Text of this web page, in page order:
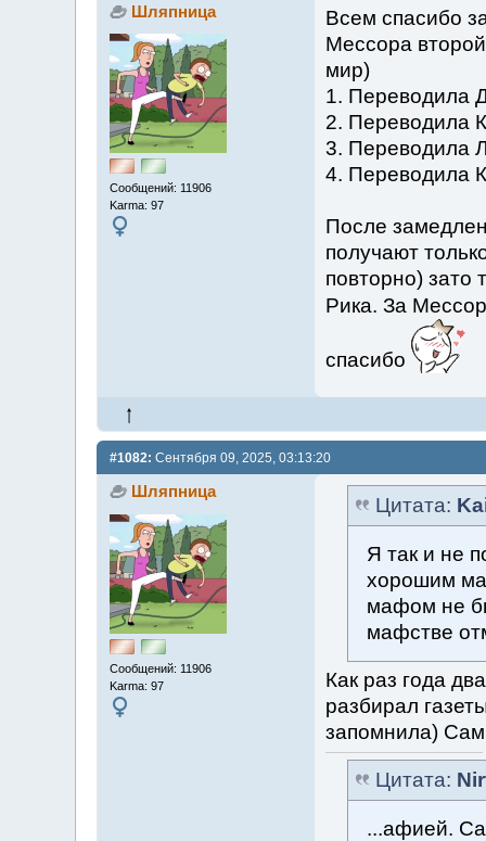
Шляпница
Сообщений: 11906
Karma: 97
Всем спасибо
Мессора
мир)
1. Переводила
2. Переводила
3. Переводила
4. Переводила
После
получают
повторно) зато
Рика. За
спасибо
#1082: Сентября 09, 2025, 03:13:20
Шляпница
Сообщений: 11906
Karma: 97
Цитата:
Я так и не
хорошим
мафом не
мафстве
Как раз года
разбирал
запомнила)
Цитата:
...афией.